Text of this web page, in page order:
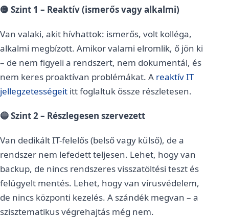
🟡 Szint 1 – Reaktív (ismerős vagy alkalmi)
Van valaki, akit hívhattok: ismerős, volt kolléga,
alkalmi megbízott. Amikor valami elromlik, ő jön ki
– de nem figyeli a rendszert, nem dokumentál, és
nem keres proaktívan problémákat. A reaktív IT
jellegzetességeit itt foglaltuk össze részletesen.
🔵 Szint 2 – Részlegesen szervezett
Van dedikált IT-felelős (belső vagy külső), de a
rendszer nem lefedett teljesen. Lehet, hogy van
backup, de nincs rendszeres visszatöltési teszt és
felügyelt mentés. Lehet, hogy van vírusvédelem,
de nincs központi kezelés. A szándék megvan – a
szisztematikus végrehajtás még nem.